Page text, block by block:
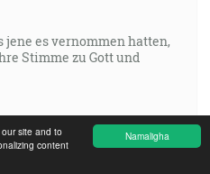
Namaligha
site and to
content
jene es vernommen hatten,
Stimme zu Gott und